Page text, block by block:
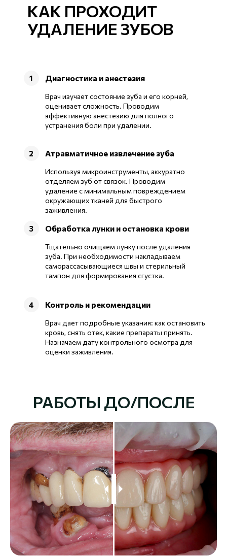
КАК ПРОХОДИТ
УДАЛЕНИЕ ЗУБОВ
Диагностика и анестезия
Врач изучает состояние зуба и его корней,
оценивает сложность. Проводим
эффективную анестезию для полного
устранения боли при удалении.
Используя микроинструменты, аккуратно
отделяем зуб от связок. Проводим
удаление с минимальным повреждением
окружающих тканей для быстрого
заживления.
Атравматичное извлечение зуба
Обработка лунки и остановка крови
Тщательно очищаем лунку после удаления
зуба. При необходимости накладываем
саморассасывающиеся швы и стерильный
тампон для формирования сгустка.
Врач дает подробные указания: как остановить
кровь, снять отек, какие препараты принять.
Назначаем дату контрольного осмотра для
оценки заживления.
Контроль и рекомендации
1
2
4
3
РАБОТЫ ДО/ПОСЛЕ